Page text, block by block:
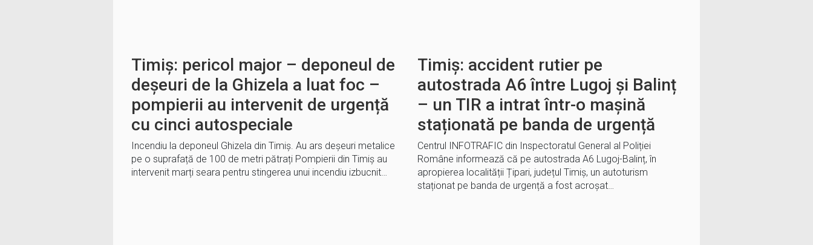
Timiș: pericol major – deponeul de
deșeuri de la Ghizela a luat foc –
pompierii au intervenit de urgență
cu cinci autospeciale
Incendiu la deponeul Ghizela din Timiș. Au ars deșeuri metalice
pe o suprafață de 100 de metri pătrați Pompierii din Timiș au
intervenit marți seara pentru stingerea unui incendiu izbucnit…
Timiș: accident rutier pe
autostrada A6 între Lugoj și Balinț
– un TIR a intrat într-o mașină
staționată pe banda de urgență
Centrul INFOTRAFIC din Inspectoratul General al Poliției
Române informează că pe autostrada A6 Lugoj-Balinț, în
apropierea localității Țipari, județul Timiș, un autoturism
staționat pe banda de urgență a fost acroșat…